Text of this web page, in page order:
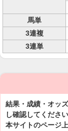
馬単
3連複
3連単
結果・成績・オッ
し確認してください
本サイトのページ